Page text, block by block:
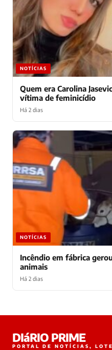
NOTÍCIAS
Quem era Carolina
vítima de feminicídio
Há 2 dias
NOTÍCIAS
Incêndio em fábrica
animais
Há 2 dias
online
DIáRIO PRIME
PORTAL DE NOTÍCIAS,